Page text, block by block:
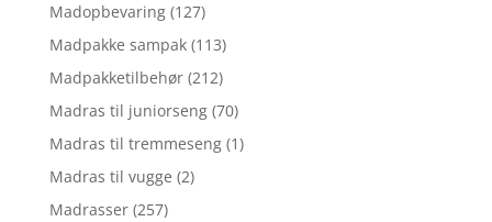
Madopbevaring (127)
Madpakke sampak (113)
Madpakketilbehør (212)
Madras til juniorseng (70)
Madras til tremmeseng (1)
Madras til vugge (2)
Madrasser (257)